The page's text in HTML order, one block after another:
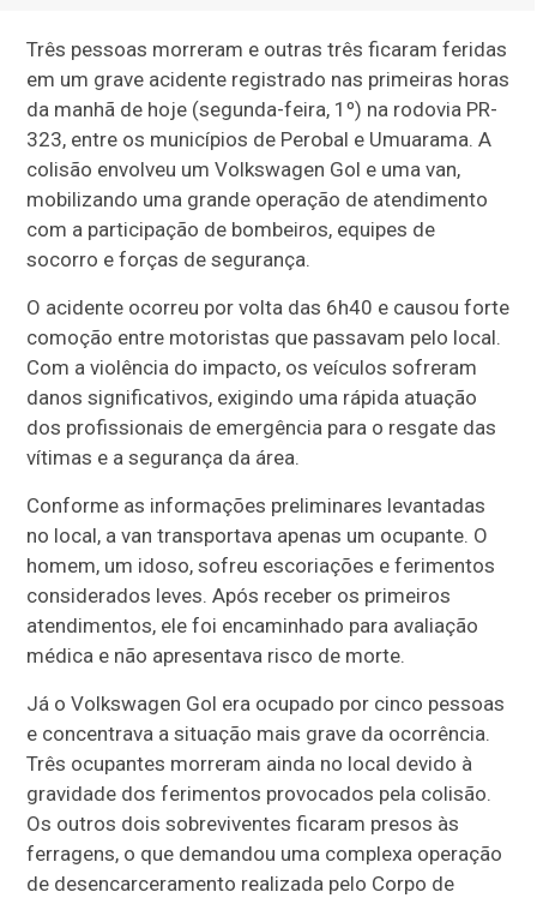
Três pessoas morreram e outras três ficaram feridas
em um grave acidente registrado nas primeiras horas
da manhã de hoje (segunda-feira, 1º) na rodovia PR-
323, entre os municípios de Perobal e Umuarama. A
colisão envolveu um Volkswagen Gol e uma van,
mobilizando uma grande operação de atendimento
com a participação de bombeiros, equipes de
socorro e forças de segurança.
O acidente ocorreu por volta das 6h40 e causou forte
comoção entre motoristas que passavam pelo local.
Com a violência do impacto, os veículos sofreram
danos significativos, exigindo uma rápida atuação
dos profissionais de emergência para o resgate das
vítimas e a segurança da área.
Conforme as informações preliminares levantadas
no local, a van transportava apenas um ocupante. O
homem, um idoso, sofreu escoriações e ferimentos
considerados leves. Após receber os primeiros
atendimentos, ele foi encaminhado para avaliação
médica e não apresentava risco de morte.
Já o Volkswagen Gol era ocupado por cinco pessoas
e concentrava a situação mais grave da ocorrência.
Três ocupantes morreram ainda no local devido à
gravidade dos ferimentos provocados pela colisão.
Os outros dois sobreviventes ficaram presos às
ferragens, o que demandou uma complexa operação
de desencarceramento realizada pelo Corpo de